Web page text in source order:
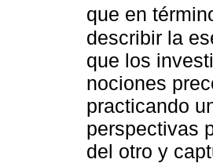
que en
describir la
que los
nociones
practicando
perspectivas
del otro y